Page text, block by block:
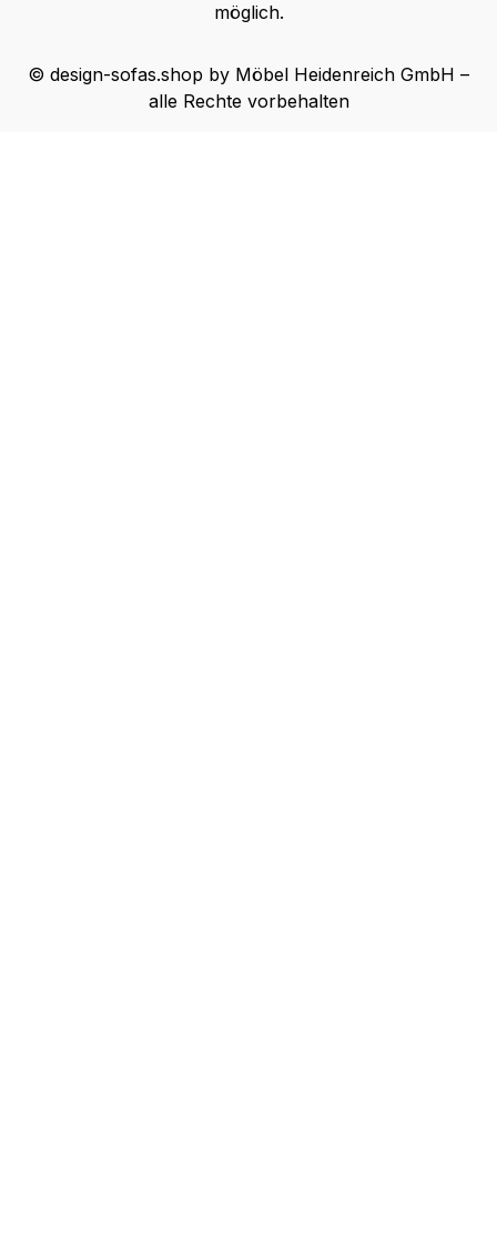
möglich.
© design-sofas.shop by Möbel Heidenreich GmbH –
alle Rechte vorbehalten